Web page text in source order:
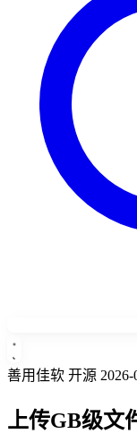
善用佳软 开源 2026-
上传GB级文